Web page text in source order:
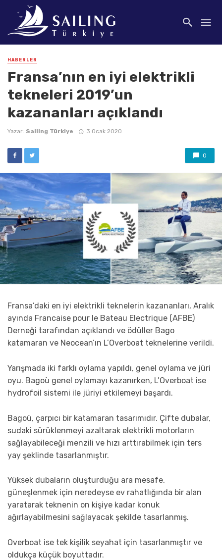
HABERLER
Fransa’nın en iyi elektrikli
tekneleri 2019’un
kazananları açıklandı
Yazar: Sailing Türkiye 3 Ocak 2020
0
Fransa’daki en iyi elektrikli teknelerin kazananları, Aralık
ayında Francaise pour le Bateau Electrique (AFBE)
Derneği tarafından açıklandı ve ödüller Bago
katamaran ve Neocean’ın L’Overboat teknelerine verildi.
Yarışmada iki farklı oylama yapıldı, genel oylama ve jüri
oyu. Bagoù genel oylamayı kazanırken, L’Overboat ise
hydrofoil sistemi ile jüriyi etkilemeyi başardı.
Bagoù, çarpıcı bir katamaran tasarımıdır. Çifte dubalar,
sudaki sürüklenmeyi azaltarak elektrikli motorların
sağlayabileceği menzili ve hızı arttırabilmek için ters
yay şeklinde tasarlanmıştır.
Yüksek dubaların oluşturduğu ara mesafe,
güneşlenmek için neredeyse ev rahatlığında bir alan
yaratarak teknenin on kişiye kadar konuk
ağırlayabilmesini sağlayacak şekilde tasarlanmış.
Overboat ise tek kişilik seyahat için tasarlanmıştır ve
oldukça küçük boyuttadır.